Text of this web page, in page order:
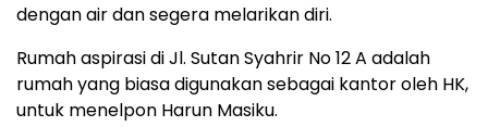
dengan air dan segera melarikan diri.
Rumah aspirasi di Jl. Sutan Syahrir No 12 A adalah
rumah yang biasa digunakan sebagai kantor oleh HK,
untuk menelpon Harun Masiku.